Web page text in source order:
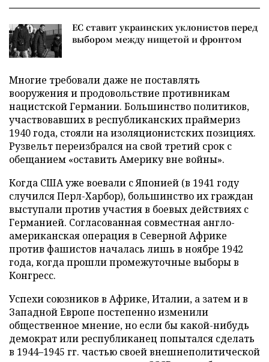
ЕС ставит украинских уклонистов перед
выбором между нищетой и фронтом
Многие требовали даже не поставлять
вооружения и продовольствие противникам
нацистской Германии. Большинство политиков,
участвовавших в республиканских праймериз
1940 года, стояли на изоляционистских позициях.
Рузвельт переизбрался на свой третий срок с
обещанием «оставить Америку вне войны».
Когда США уже воевали с Японией (в 1941 году
случился Перл-Харбор), большинство их граждан
выступали против участия в боевых действиях с
Германией. Согласованная совместная англо-
американская операция в Северной Африке
против фашистов началась лишь в ноябре 1942
года, когда прошли промежуточные выборы в
Конгресс.
Успехи союзников в Африке, Италии, а затем и в
Западной Европе постепенно изменили
общественное мнение, но если бы какой-нибудь
демократ или республиканец попытался сделать
в 1944–1945 гг. частью своей внешнеполитической